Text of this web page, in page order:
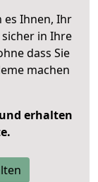
es Ihnen, Ihr
in Ihre
dass Sie
machen
erhalten